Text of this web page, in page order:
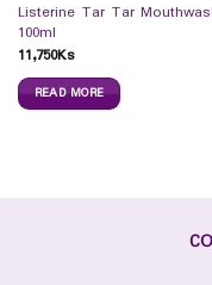
Listerine Tar Tar
100ml
11,750Ks
READ MORE